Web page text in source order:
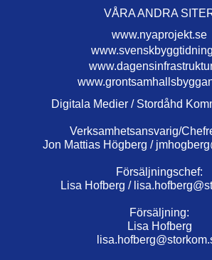
VÅRA ANDRA
www.nyaprojekt.se
Digitala Medier / Stordåhd
Verksamhetsansvarig/
Jon Mattias Högberg /
Försäljningschef:
Lisa Hofberg /
Försäljning:
Lisa Hofberg